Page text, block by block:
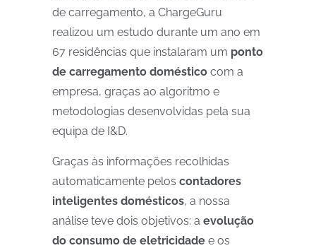
de carregamento, a ChargeGuru
realizou um estudo durante um ano em
67 residências que instalaram um ponto
de carregamento doméstico com a
empresa, graças ao algoritmo e
metodologias desenvolvidas pela sua
equipa de I&D.
Graças às informações recolhidas
automaticamente pelos contadores
inteligentes domésticos, a nossa
análise teve dois objetivos: a evolução
do consumo de eletricidade e os